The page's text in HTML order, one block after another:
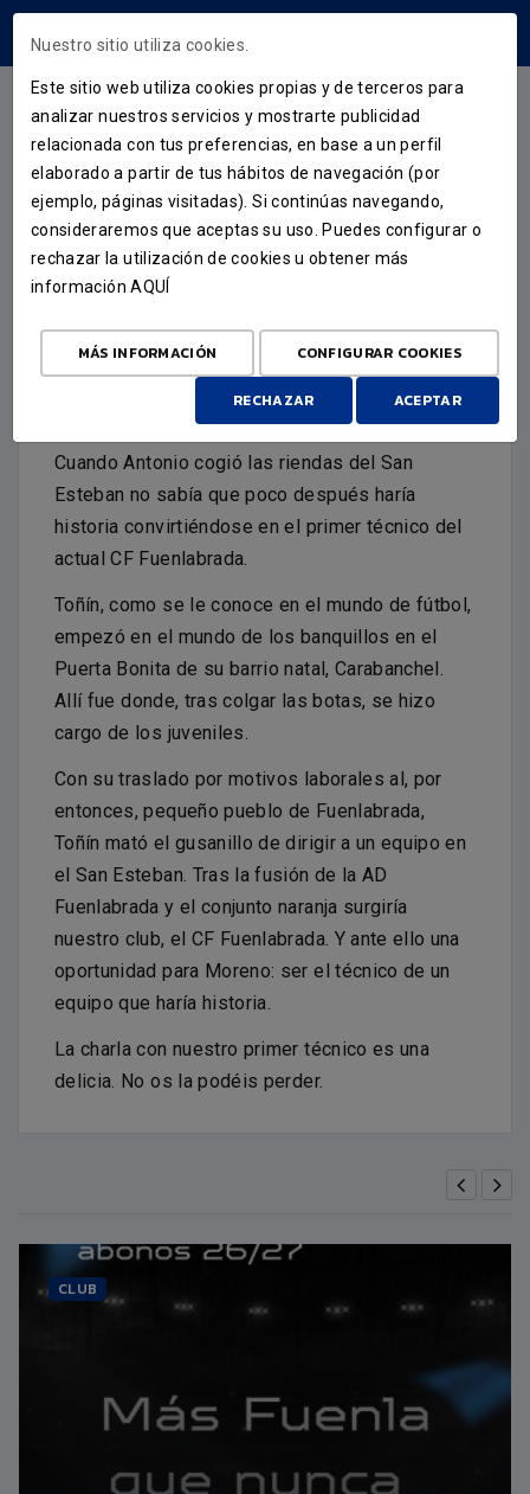
FUENLALEYENDAS
ANTONIO MORENO ES UNA
FUENLALEYENDA
Cuando Antonio cogió las riendas del San
Esteban no sabía que poco después haría
historia convirtiéndose en el primer técnico del
actual CF Fuenlabrada.
Toñín, como se le conoce en el mundo de fútbol,
empezó en el mundo de los banquillos en el
Puerta Bonita de su barrio natal, Carabanchel.
Allí fue donde, tras colgar las botas, se hizo
cargo de los juveniles.
Con su traslado por motivos laborales al, por
entonces, pequeño pueblo de Fuenlabrada,
Toñín mató el gusanillo de dirigir a un equipo en
el San Esteban. Tras la fusión de la AD
Fuenlabrada y el conjunto naranja surgiría
nuestro club, el CF Fuenlabrada. Y ante ello una
oportunidad para Moreno: ser el técnico de un
equipo que haría historia.
La charla con nuestro primer técnico es una
delicia. No os la podéis perder.
CLUB
Nuestro sitio utiliza cookies.
Este sitio web utiliza cookies propias y de terceros para
analizar nuestros servicios y mostrarte publicidad
relacionada con tus preferencias, en base a un perfil
elaborado a partir de tus hábitos de navegación (por
ejemplo, páginas visitadas). Si continúas navegando,
consideraremos que aceptas su uso. Puedes configurar o
rechazar la utilización de cookies u obtener más
informaciónAQUÍ
MÁS INFORMACIÓN CONFIGURAR COOKIES
RECHAZAR ACEPTAR